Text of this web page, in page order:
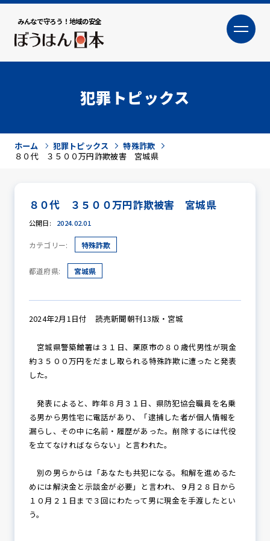
みんなで守ろう！地域の安全
大
防犯活動ニュース
防犯パトロール
防犯セミナー
防犯対策情報
防犯協力会について
犯罪トピックス
ホーム 犯罪トピックス
特殊詐欺
８０代 ３５００万円詐欺被害 宮城県
８０代 ３５００万円詐欺被害 宮城県
公開日: 2024.02.01
カテゴリー: 特殊詐欺
都道府県: 宮城県
2024年2月1日付 読売新聞朝刊13版・宮城
宮城県警築館署は３１日、栗原市の８０歳代男性が現金
約３５００万円をだまし取られる特殊詐欺に遭ったと発表
した。
発表によると、昨年８月３１日、県防犯協会職員を名乗
る男から男性宅に電話があり、「逮捕した者が個人情報を
漏らし、その中に名前・履歴があった。削除するには代役
を立てなければならない」と言われた。
別の男らからは「あなたも共犯になる。和解を進めるた
めには解決金と示談金が必要」と言われ、９月２８日から
１０月２１日まで３回にわたって男に現金を手渡したとい
う。